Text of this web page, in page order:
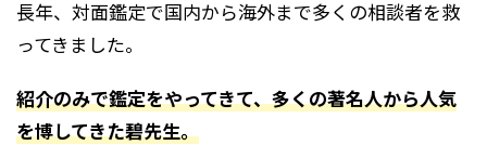
長年、対面鑑定で国内から海外まで多くの相談者を救
ってきました。
紹介のみで鑑定をやってきて、多くの著名人から人気
を博してきた碧先生。